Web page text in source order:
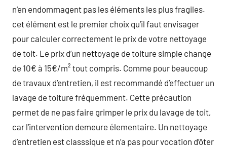
n’en endommagent pas les éléments les plus fragiles.
cet élément est le premier choix qu’il faut envisager
pour calculer correctement le prix de votre nettoyage
de toit. Le prix d’un nettoyage de toiture simple change
de 10€ à 15€/m² tout compris. Comme pour beaucoup
de travaux d’entretien, il est recommandé d’effectuer un
lavage de toiture fréquemment. Cette précaution
permet de ne pas faire grimper le prix du lavage de toit,
car l’intervention demeure élementaire. Un nettoyage
d’entretien est classsique et n’a pas pour vocation d’ôter